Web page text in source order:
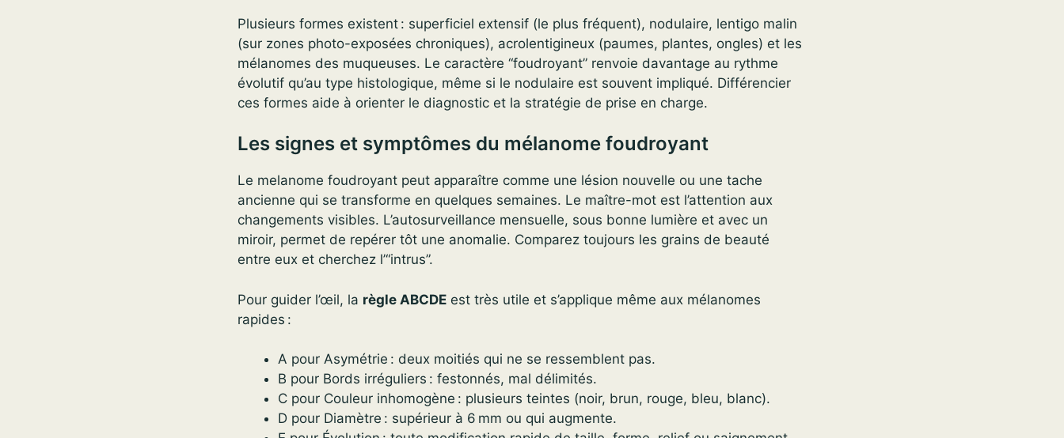
Plusieurs formes existent : superficiel extensif (le plus fréquent), nodulaire, lentigo malin
(sur zones photo-exposées chroniques), acrolentigineux (paumes, plantes, ongles) et les
mélanomes des muqueuses. Le caractère “foudroyant” renvoie davantage au rythme
évolutif qu’au type histologique, même si le nodulaire est souvent impliqué. Différencier
ces formes aide à orienter le diagnostic et la stratégie de prise en charge.
Les signes et symptômes du mélanome foudroyant
Le melanome foudroyant peut apparaître comme une lésion nouvelle ou une tache
ancienne qui se transforme en quelques semaines. Le maître-mot est l’attention aux
changements visibles. L’autosurveillance mensuelle, sous bonne lumière et avec un
miroir, permet de repérer tôt une anomalie. Comparez toujours les grains de beauté
entre eux et cherchez l’“intrus”.
Pour guider l’œil, la règle ABCDE est très utile et s’applique même aux mélanomes
rapides :
A pour Asymétrie : deux moitiés qui ne se ressemblent pas.
B pour Bords irréguliers : festonnés, mal délimités.
C pour Couleur inhomogène : plusieurs teintes (noir, brun, rouge, bleu, blanc).
D pour Diamètre : supérieur à 6 mm ou qui augmente.